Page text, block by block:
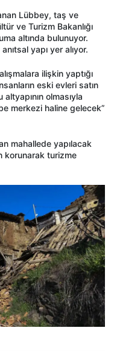
Lübbey, taş ve
ve Turizm Bakanlığı
altında bulunuyor.
yapı yer alıyor.
ilişkin yaptığı
eski evleri satın
olmasıyla
merkezi haline gelecek”
mahallede yapılacak
korunarak turizme